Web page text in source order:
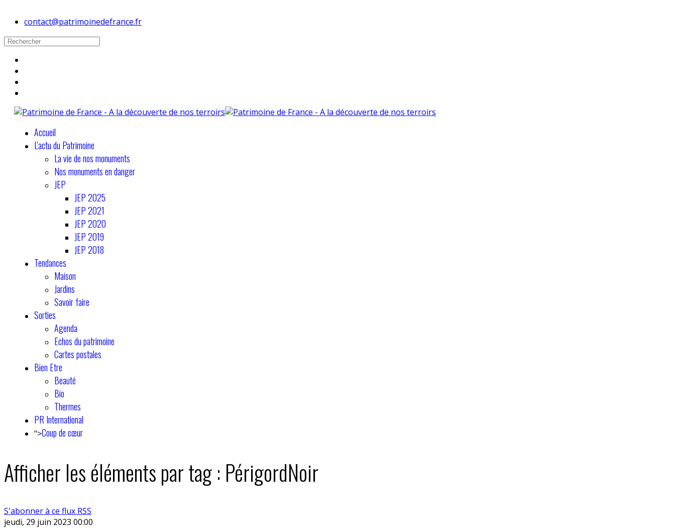
contact@patrimoinedefrance.fr
Accueil
L'actu du Patrimoine
La vie de nos monuments
Nos monuments en danger
JEP
JEP 2025
JEP 2021
JEP 2020
JEP 2019
JEP 2018
Tendances
Maison
Jardins
Savoir faire
Sorties
Agenda
Echos du patrimoine
Cartes postales
Bien Etre
Beauté
Bio
Thermes
PR International
">Coup de cœur
Afficher les éléments par tag : PérigordNoir
S'abonner à ce flux RSS
jeudi, 29 juin 2023 00:00